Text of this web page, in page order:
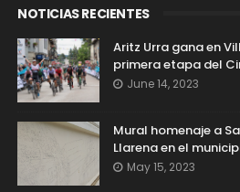
NOTICIAS RECIENTES
Aritz Urra gana en
primera etapa del
June 14, 2023
Mural homenaje a
Llarena en el
May 15, 2023